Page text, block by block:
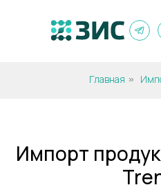
Главная »
Импорт